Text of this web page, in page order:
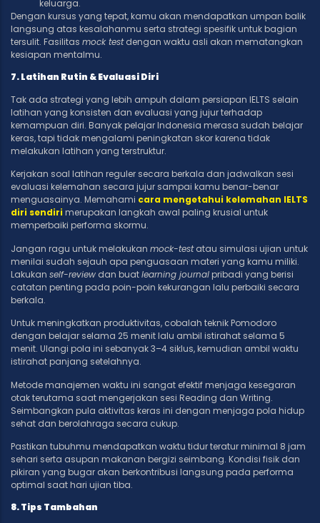
keluarga.
Dengan kursus yang tepat, kamu akan mendapatkan umpan balik
langsung atas kesalahanmu serta strategi spesifik untuk bagian
tersulit. Fasilitas mock testdengan waktu asli akan mematangkan
kesiapan mentalmu.
7. Latihan Rutin & Evaluasi Diri
Tak ada strategi yang lebih ampuh dalam persiapan IELTS selain
latihan yang konsisten dan evaluasi yang jujur terhadap
kemampuan diri. Banyak pelajar Indonesia merasa sudah belajar
keras, tapi tidak mengalami peningkatan skor karena tidak
melakukan latihan yang terstruktur.
Kerjakan soal latihan reguler secara berkala dan jadwalkan sesi
evaluasi kelemahan secara jujur sampai kamu benar-benar
menguasainya. Memahami cara mengetahui kelemahan IELTS
diri sendiri merupakan langkah awal paling krusial untuk
memperbaiki performa skormu.
Jangan ragu untuk melakukan mock-testatau simulasi ujian untuk
menilai sudah sejauh apa penguasaan materi yang kamu miliki.
Lakukan self-review dan buatlearning journalpribadi yang berisi
catatan penting pada poin-poin kekurangan lalu perbaiki secara
berkala.
Untuk meningkatkan produktivitas, cobalah teknik Pomodoro
dengan belajar selama 25 menit lalu ambil istirahat selama 5
menit. Ulangi pola ini sebanyak 3–4 siklus, kemudian ambil waktu
istirahat panjang setelahnya.
Metode manajemen waktu ini sangat efektif menjaga kesegaran
otak terutama saat mengerjakan sesi Reading dan Writing.
Seimbangkan pula aktivitas keras ini dengan menjaga pola hidup
sehat dan berolahraga secara cukup.
Pastikan tubuhmu mendapatkan waktu tidur teratur minimal 8 jam
sehari serta asupan makanan bergizi seimbang. Kondisi fisik dan
pikiran yang bugar akan berkontribusi langsung pada performa
optimal saat hari ujian tiba.
8. Tips Tambahan